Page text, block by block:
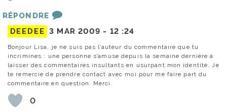
RÉPONDRE
DEEDEE 3 MAR 2009 - 12 :24
Bonjour Lisa, je ne suis pas l’auteur du commentaire que tu
incrimines : une personne s’amuse depuis la semaine dernière à
laisser des commentaires insultants en usurpant mon identité. Je
te remercie de prendre contact avec moi pour me faire part du
commentaire en question. Merci.
0